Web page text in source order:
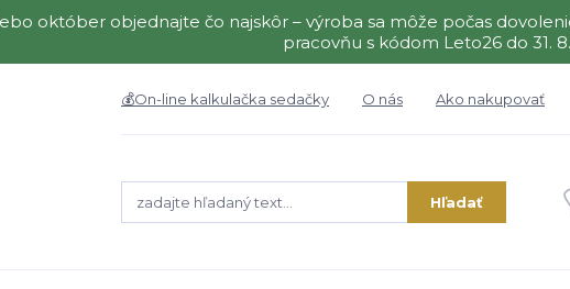
október objednajte čo najskôr – výroba sa môže počas
pracovňu s kódom Leto26 do 31.
💰On-line kalkulačka sedačky O nás Ako nakupovať
Hľadať